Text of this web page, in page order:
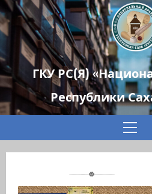
ГКУ РС(Я)
Республики